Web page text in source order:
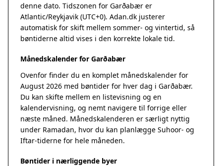
denne dato. Tidszonen for Garðabær er
Atlantic/Reykjavik (UTC+0). Adan.dk justerer
automatisk for skift mellem sommer- og vintertid, så
bøntiderne altid vises i den korrekte lokale tid.
Månedskalender for Garðabær
Ovenfor finder du en komplet månedskalender for
August 2026 med bøntider for hver dag i Garðabær.
Du kan skifte mellem en listevisning og en
kalendervisning, og nemt navigere til forrige eller
næste måned. Månedskalenderen er særligt nyttig
under Ramadan, hvor du kan planlægge Suhoor- og
Iftar-tiderne for hele måneden.
Bøntider i nærliggende byer